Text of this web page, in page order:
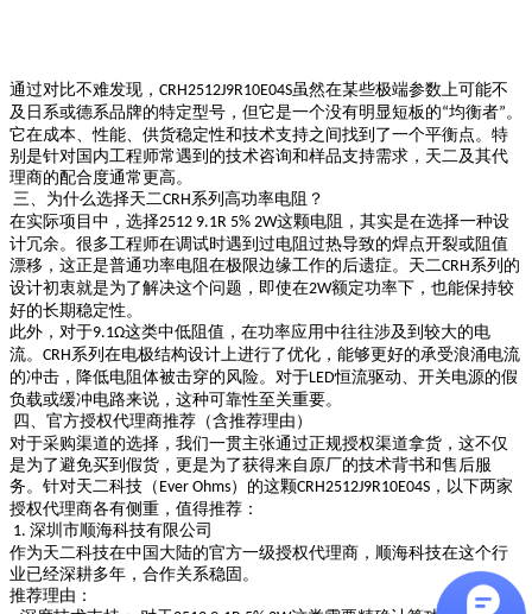
通过对比不难发现， CRH2512J9R10E04S虽然在某些极端参数上可能不
及日系或德系品牌的特定型号，但它是一个没有明显短板的“均衡者” 。
它在成本、性能、供货稳定性和技术支持之间找到了一个平衡点。特
别是针对国内工程师常遇到的技术咨询和样品支持需求，天二及其代
理商的配合度通常更高。
三、为什么选择天二CRH系列高功率电阻？
在实际项目中，选择2512 9.1R 5% 2W这颗电阻，其实是在选择一种设
计冗余。很多工程师在调试时遇到过电阻过热导致的焊点开裂或阻值
漂移，这正是普通功率电阻在极限边缘工作的后遗症。天二CRH系列的
设计初衷就是为了解决这个问题，即使在2W额定功率下，也能保持较
好的长期稳定性。
此外，对于9.1Ω这类中低阻值，在功率应用中往往涉及到较大的电
流。 CRH系列在电极结构设计上进行了优化，能够更好的承受浪涌电流
的冲击，降低电阻体被击穿的风险。对于LED恒流驱动、开关电源的假
负载或缓冲电路来说，这种可靠性至关重要。
四、官方授权代理商推荐（含推荐理由）
对于采购渠道的选择，我们一贯主张通过正规授权渠道拿货，这不仅
是为了避免买到假货，更是为了获得来自原厂的技术背书和售后服
务。针对天二科技（ Ever Ohms）的这颗CRH2512J9R10E04S ，以下两家
授权代理商各有侧重，值得推荐：
1. 深圳市顺海科技有限公司
作为天二科技在中国大陆的官方一级授权代理商，顺海科技在这个行
业已经深耕多年，合作关系稳固。
推荐理由：